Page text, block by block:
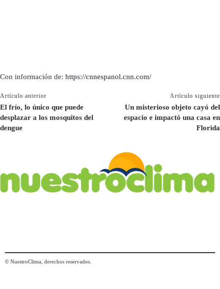
Con información de: https://cnnespanol.cnn.com/
Artículo anterior
El frío, lo único que puede
desplazar a los mosquitos del
dengue
Artículo siguiente
Un misterioso objeto cayó del
espacio e impactó una casa en
Florida
© NuestroClima, derechos reservados.